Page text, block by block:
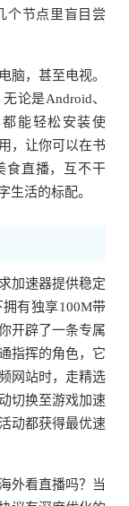
个节点里盲目尝
脑，甚至电视。
论是Android、
都能轻松安装使
，让你可以在书
食直播，互不干
生活的标配。
加速器提供稳定
有独享100M带
开辟了一条专属
指挥的角色，它
网站时，走精选
切换至游戏加速
动都获得最优速
外看直播吗？当